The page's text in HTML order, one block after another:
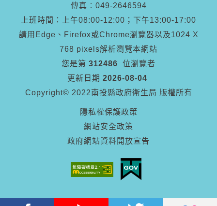
傳真︰ 049-2646594
上班時間：上午08:00-12:00；下午13:00-17:00
請用Edge、Firefox或Chrome瀏覽器以及1024 X
768 pixels解析瀏覽本網站
您是第 312486
位瀏覽者
更新日期 2026-08-04
Copyright© 2022南投縣政府衛生局 版權所有
隱私權保護政策
網站安全政策
政府網站資料開放宣告
Facebook Youtube